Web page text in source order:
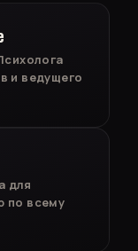
и ведущего
для
по всему